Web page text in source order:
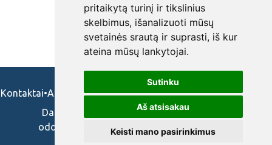
pritaikytą turinį ir tikslinius
skelbimus, išanalizuoti mūsų
svetainės srautą ir suprasti, iš kur
ateina mūsų lankytojai.
Sutinku
Aš atsisakau
Keisti mano pasirinkimus
Kontaktai•Apie mus•Naudojimosi taisykės•Privatumo politika
Darbo skelbimai ir pasiūlymai: gydytojams,
odontologams, slaugytojams, veterinarams,